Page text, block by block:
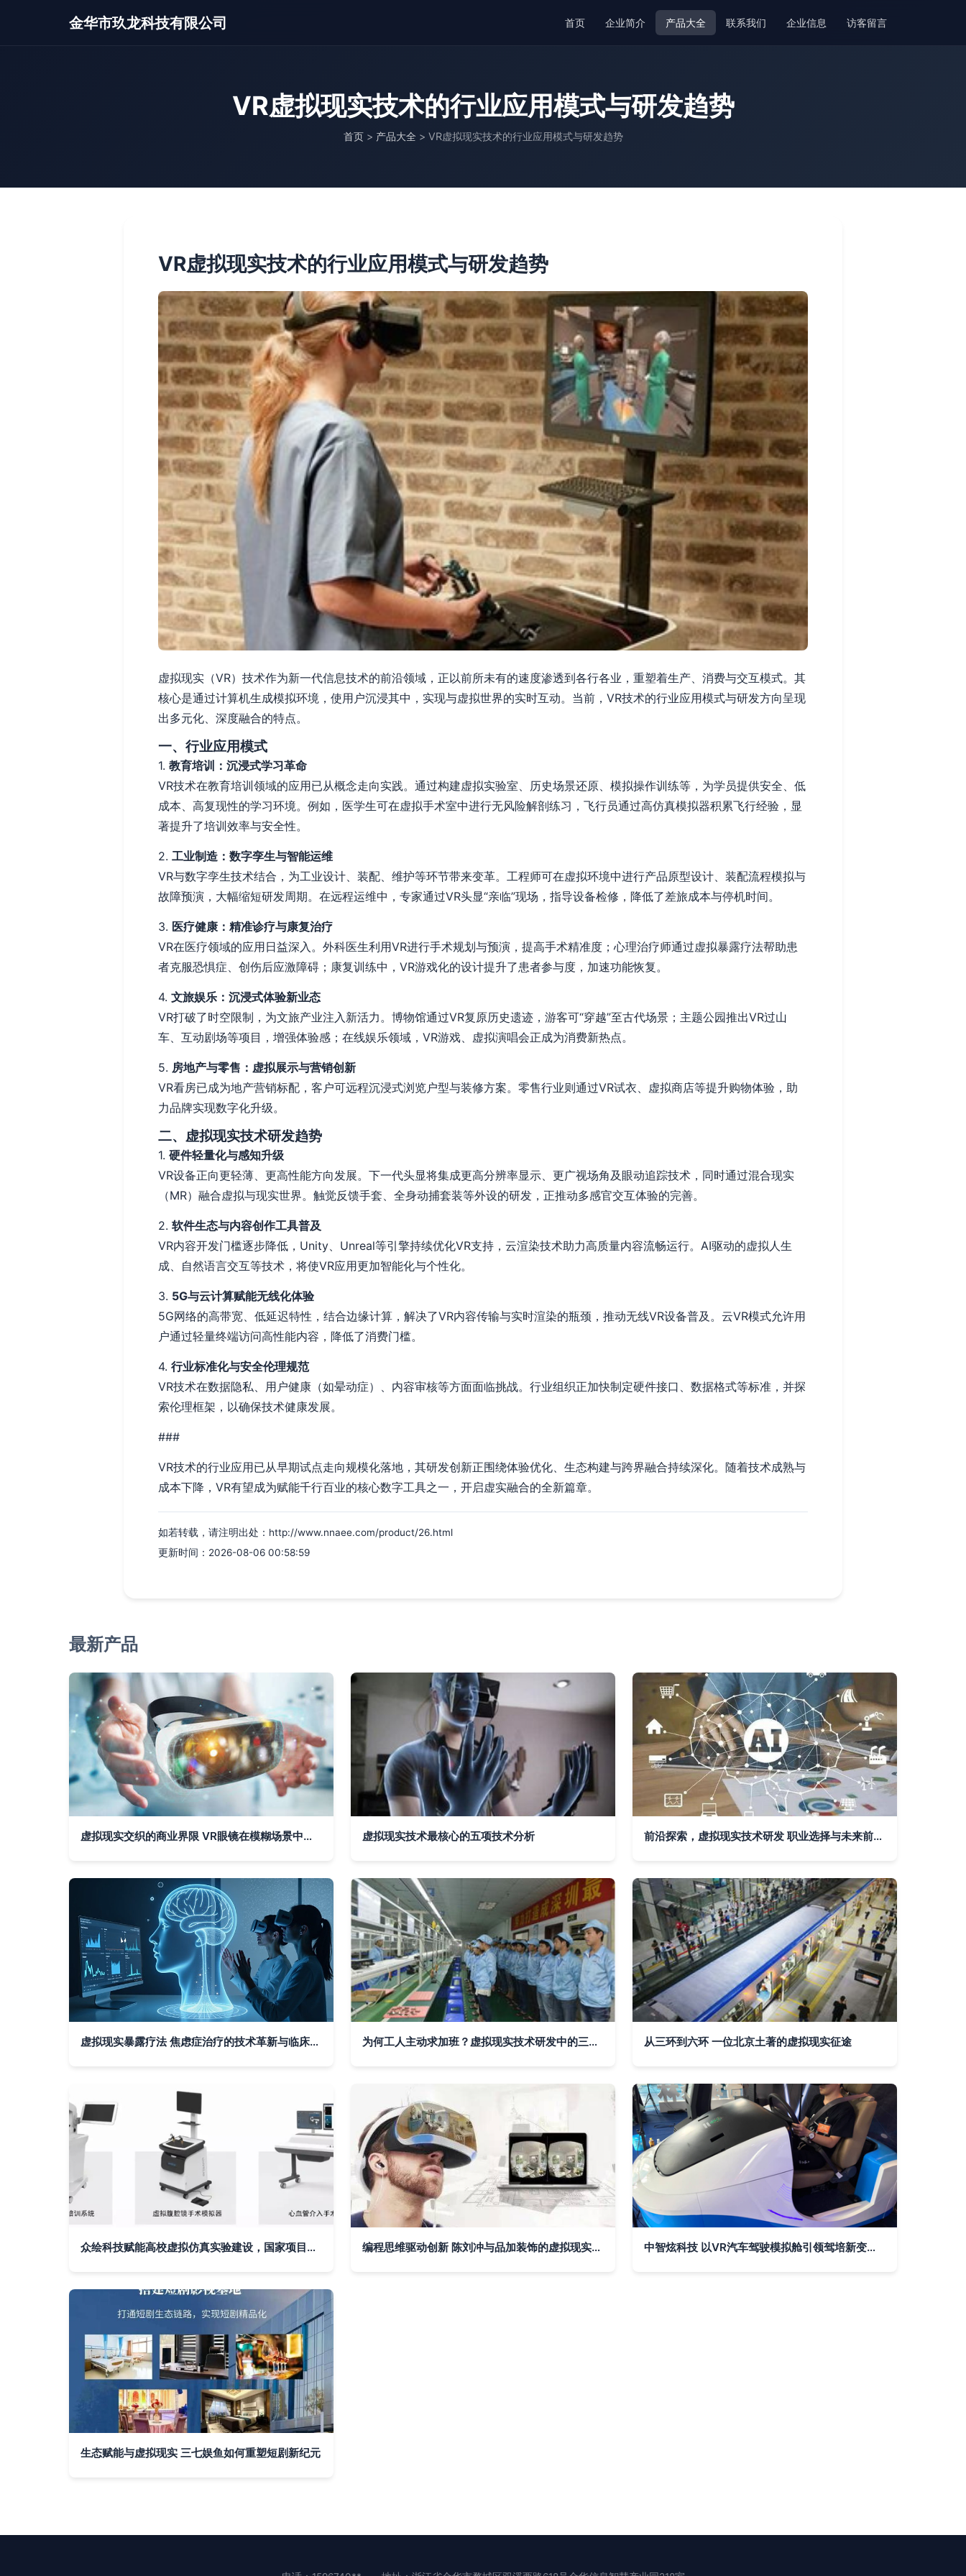
金华市玖龙科技有限公司 首页 企业简介 产品大全 联系我们 企业信息 访客留言
VR虚拟现实技术的行业应用模式与研发趋势
首页 > 产品大全 > VR虚拟现实技术的行业应用模式与研发趋势
VR虚拟现实技术的行业应用模式与研发趋势
虚拟现实（VR）技术作为新一代信息技术的前沿领域，正以前所未有的速度渗透到各行各业，重塑着生产、消费与交互模式。其
核心是通过计算机生成模拟环境，使用户沉浸其中，实现与虚拟世界的实时互动。当前，VR技术的行业应用模式与研发方向呈现
出多元化、深度融合的特点。
一、行业应用模式
1. 教育培训：沉浸式学习革命
VR技术在教育培训领域的应用已从概念走向实践。通过构建虚拟实验室、历史场景还原、模拟操作训练等，为学员提供安全、低
成本、高复现性的学习环境。例如，医学生可在虚拟手术室中进行无风险解剖练习，飞行员通过高仿真模拟器积累飞行经验，显
著提升了培训效率与安全性。
2. 工业制造：数字孪生与智能运维
VR与数字孪生技术结合，为工业设计、装配、维护等环节带来变革。工程师可在虚拟环境中进行产品原型设计、装配流程模拟与
故障预演，大幅缩短研发周期。在远程运维中，专家通过VR头显“亲临”现场，指导设备检修，降低了差旅成本与停机时间。
3. 医疗健康：精准诊疗与康复治疗
VR在医疗领域的应用日益深入。外科医生利用VR进行手术规划与预演，提高手术精准度；心理治疗师通过虚拟暴露疗法帮助患
者克服恐惧症、创伤后应激障碍；康复训练中，VR游戏化的设计提升了患者参与度，加速功能恢复。
4. 文旅娱乐：沉浸式体验新业态
VR打破了时空限制，为文旅产业注入新活力。博物馆通过VR复原历史遗迹，游客可“穿越”至古代场景；主题公园推出VR过山
车、互动剧场等项目，增强体验感；在线娱乐领域，VR游戏、虚拟演唱会正成为消费新热点。
5. 房地产与零售：虚拟展示与营销创新
VR看房已成为地产营销标配，客户可远程沉浸式浏览户型与装修方案。零售行业则通过VR试衣、虚拟商店等提升购物体验，助
力品牌实现数字化升级。
二、虚拟现实技术研发趋势
1. 硬件轻量化与感知升级
VR设备正向更轻薄、更高性能方向发展。下一代头显将集成更高分辨率显示、更广视场角及眼动追踪技术，同时通过混合现实
（MR）融合虚拟与现实世界。触觉反馈手套、全身动捕套装等外设的研发，正推动多感官交互体验的完善。
2. 软件生态与内容创作工具普及
VR内容开发门槛逐步降低，Unity、Unreal等引擎持续优化VR支持，云渲染技术助力高质量内容流畅运行。AI驱动的虚拟人生
成、自然语言交互等技术，将使VR应用更加智能化与个性化。
3. 5G与云计算赋能无线化体验
5G网络的高带宽、低延迟特性，结合边缘计算，解决了VR内容传输与实时渲染的瓶颈，推动无线VR设备普及。云VR模式允许用
户通过轻量终端访问高性能内容，降低了消费门槛。
4. 行业标准化与安全伦理规范
VR技术在数据隐私、用户健康（如晕动症）、内容审核等方面面临挑战。行业组织正加快制定硬件接口、数据格式等标准，并探
索伦理框架，以确保技术健康发展。
###
VR技术的行业应用已从早期试点走向规模化落地，其研发创新正围绕体验优化、生态构建与跨界融合持续深化。随着技术成熟与
成本下降，VR有望成为赋能千行百业的核心数字工具之一，开启虚实融合的全新篇章。
如若转载，请注明出处：http://www.nnaee.com/product/26.html
更新时间：2026-08-06 00:58:59
最新产品
虚拟现实交织的商业界限 VR眼镜在模糊场景中的3D渲染技术研发 虚拟现实技术最核心的五项技术分析 前沿探索，虚拟现实技术研发 职业选择与未来前景解析
虚拟现实暴露疗法 焦虑症治疗的技术革新与临床实践 为何工人主动求加班？虚拟现实技术研发中的三大现实原因 从三环到六环 一位北京土著的虚拟现实征途
众绘科技赋能高校虚拟仿真实验建设，国家项目建设研讨会共探VR技术创新与应用 编程思维驱动创新 陈刘冲与品加装饰的虚拟现实创业故事 中智炫科技 以VR汽车驾驶模拟舱引领驾培新变革，虚拟现实技术研发惊艳市场
生态赋能与虚拟现实 三七娱鱼如何重塑短剧新纪元